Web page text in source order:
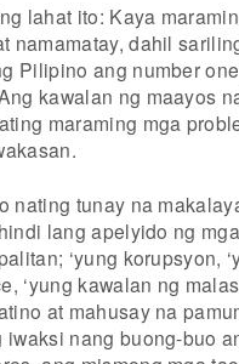
lahat ito: Kaya
namamatay, dahil
Pilipino ang number
kawalan ng maayos
maraming mga
nating tunay na
lang apelyido ng
‘yung korupsyon,
‘yung kawalan ng
at mahusay na
iwaksi nang buong-buo